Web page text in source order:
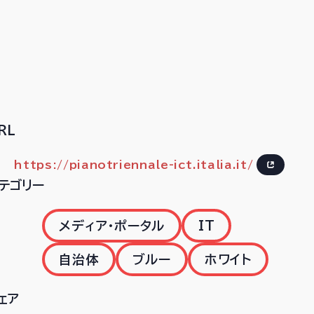
https://pianotriennale-ict.italia.it/
ゴリー
メディア・ポータル IT
自治体 ブルー ホワイト
ア